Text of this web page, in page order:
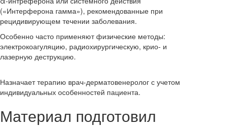
(«Интерферона гамма»), рекомендованные при
рецидивирующем течении заболевания.
Особенно часто применяют физические методы:
электрокоагуляцию, радиохирургическую, крио- и
лазерную деструкцию.
Назначает терапию врач-дерматовенеролог с учетом
индивидуальных особенностей пациента.
Материал подготовил